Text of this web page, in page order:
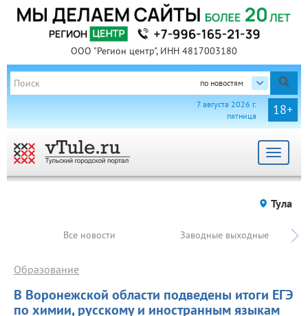
ООО "Регион центр", ИНН 4817003180
по новостям
18+
7 августа 2026 г.
пятница
Toggle
Тула
Все новости Заводные выходные
В Воронежской области подведены итоги ЕГЭ
по химии, русскому и иностранным языкам
Образование